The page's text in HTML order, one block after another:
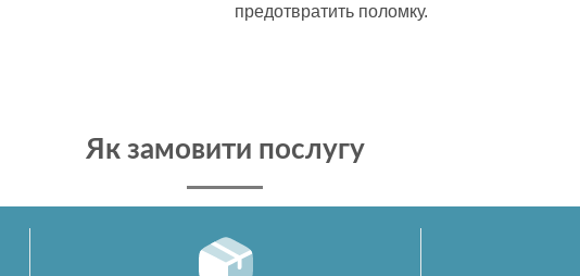
предотвратить поломку.
Як замовити послугу